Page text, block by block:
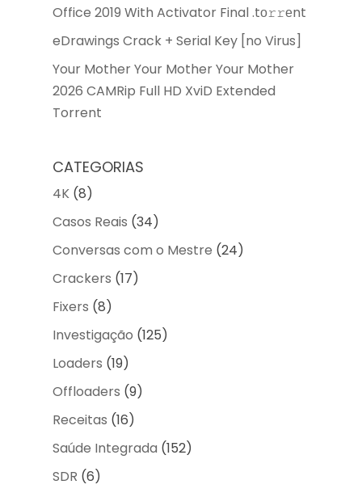
Office 2019 With Activator Final .tо𝚛𝚛еnt
eDrawings Crack + Serial Key [no Virus]
Your Mother Your Mother Your Mother
2026 CAMRip Full HD XviD Extended
Torrent
CATEGORIAS
4K(8)
Casos Reais (34)
Conversas com o Mestre (24)
Crackers (17)
Fixers (8)
Investigação (125)
Loaders (19)
Offloaders (9)
Receitas (16)
Saúde Integrada (152)
SDR (6)